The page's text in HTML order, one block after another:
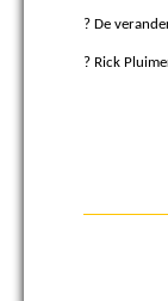
? De
? Rick